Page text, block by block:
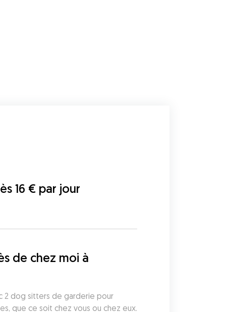
16 € par jour
de chez moi à
2 dog sitters de garderie pour
que ce soit chez vous ou chez eux.